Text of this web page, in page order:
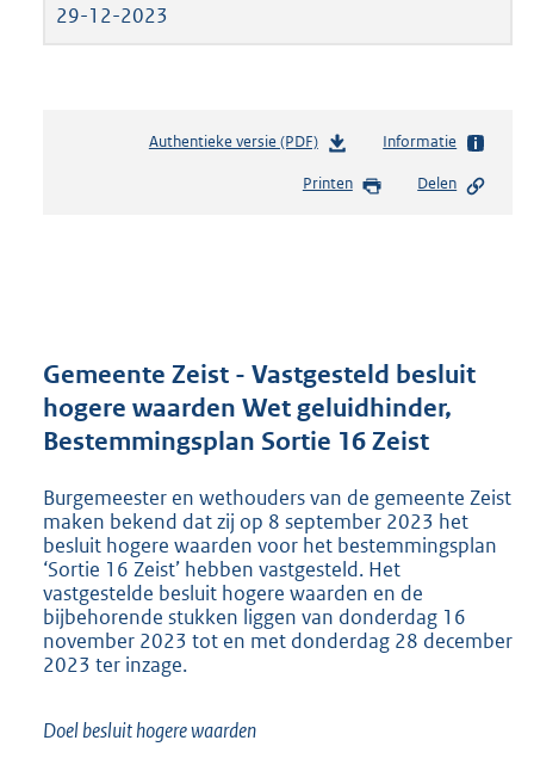
29-12-2023
Authentieke versie (PDF)b
s
r
o
t
e
:
2
3
9
K
b
Informatie
Printen Delen
Gemeente Zeist - Vastgesteld besluit
hogere waarden Wet geluidhinder,
Bestemmingsplan Sortie 16 Zeist
Burgemeester en wethouders van de gemeente Zeist
maken bekend dat zij op 8 september 2023 het
besluit hogere waarden voor het bestemmingsplan
‘Sortie 16 Zeist’ hebben vastgesteld. Het
vastgestelde besluit hogere waarden en de
bijbehorende stukken liggen van donderdag 16
november 2023 tot en met donderdag 28 december
2023 ter inzage.
Doel besluit hogere waarden